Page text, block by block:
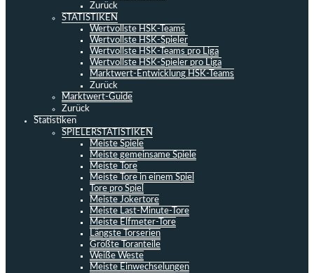
Zurück
STATISTIKEN
Wertvollste HSK-Teams
Wertvollste HSK-Spieler
Wertvollste HSK-Teams pro Liga
Wertvollste HSK-Spieler pro Liga
Marktwert-Entwicklung HSK-Teams
Zurück
Marktwert-Guide
Zurück
Statistiken
SPIELERSTATISTIKEN
Meiste Spiele
Meiste gemeinsame Spiele
Meiste Tore
Meiste Tore in einem Spiel
Tore pro Spiel
Meiste Jokertore
Meiste Last-Minute-Tore
Meiste Elfmeter-Tore
Längste Torserien
Größte Toranteile
Weiße Weste
Meiste Einwechselungen